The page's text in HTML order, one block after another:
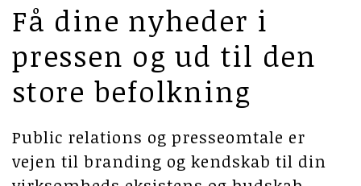
Få dine nyheder i
pressen og ud til den
store befolkning
Public relations og presseomtale er
vejen til branding og kendskab til din